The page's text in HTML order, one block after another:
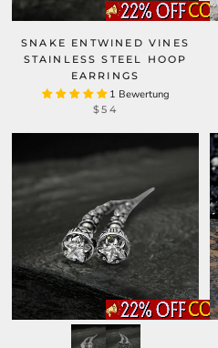
SNAKE ENTWINED VINES
STAINLESS STEEL HOOP
EARRINGS
1 Bewertung
$54